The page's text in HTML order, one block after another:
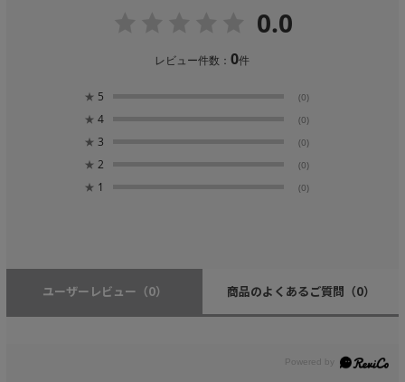
0.0
レビュー件数：0件
★ 5 (0)
★ 4 (0)
★ 3 (0)
★ 2 (0)
★ 1 (0)
ユーザーレビュー （0） 商品のよくあるご質問 （0）